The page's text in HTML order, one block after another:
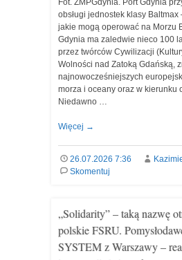
Fot. ZMPGdynia. Port Gdynia
obsługi jednostek klasy Baltmax
jakie mogą operować na Morzu
Gdynia ma zaledwie nieco 100
przez twórców Cywilizacji
Wolności nad Zatoką Gdańską,
najnowocześniejszych
morza i oceany oraz w kierunku
Niedawno …
Więcej →
26.07.2026 7:36
Skomentuj
„Solidarity” – taką nazwę
polskie FSRU.
SYSTEM z Warszawy –